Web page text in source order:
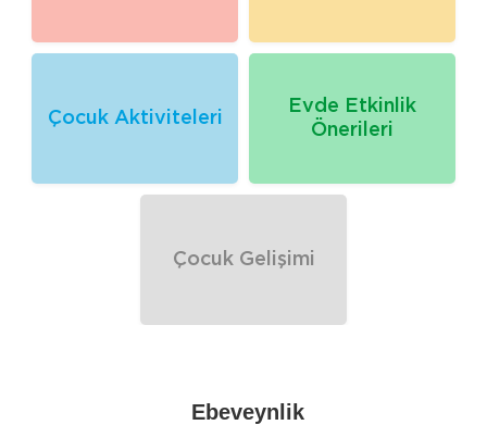
Çocuk Aktiviteleri
Evde Etkinlik
Önerileri
Çocuk Gelişimi
Ebeveynlik